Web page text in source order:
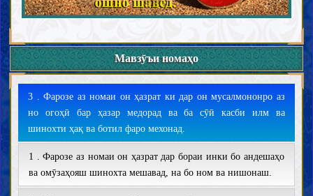
Мавзӯъи номаҳо
3 . Фарозе аз номаи он ҳазрат ки дар он мусалмононро аз
но огоҳӣ бар ҳазар медорад ва ба сӯӣ касби илм ва
шинохти ҳақ ва ботил фаро мехонад.
1 . Фарозе аз номаи он ҳазрат дар бораи инки бо андешаҳо
ва омӯзаҳояш шинохта мешавад, на бо ном ва нишонаш.